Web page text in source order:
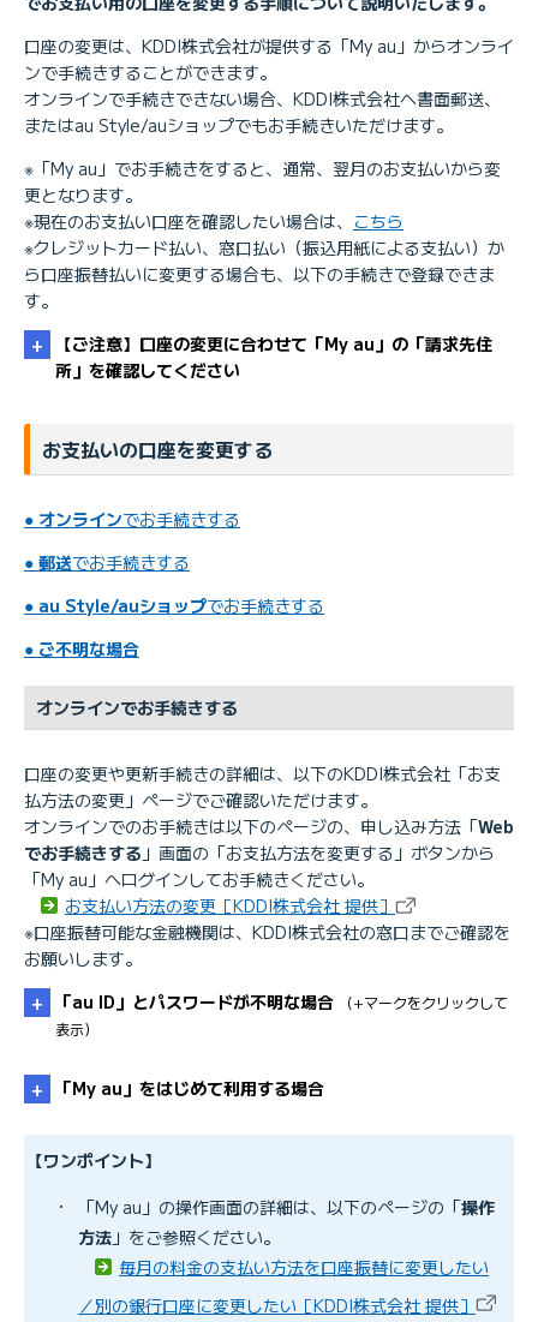
口座の変更は、KDDI株式会社が提供する「My au」からオンライ
ンで手続きすることができます。
オンラインで手続きできない場合、KDDI株式会社へ書面郵送、
またはau Style/auショップでもお手続きいただけます。
※「My au」でお手続きをすると、通常、翌月のお支払いから変
更となります。
※現在のお支払い口座を確認したい場合は、 こちら
※クレジットカード払い、窓口払い（振込用紙による支払い）か
ら口座振替払いに変更する場合も、以下の手続きで登録できま
す。
【ご注意】口座の変更に合わせて「My au」の「請求先住
所」を確認してください
【KDDI請求】 請求先住所を確認／変更したい
お支払いの口座を変更する
● オンラインでお手続きする
● 郵送でお手続きする
● au Style/auショップでお手続きする
● ご不明な場合
オンラインでお手続きする
口座の変更や更新手続きの詳細は、以下のKDDI株式会社「お支
払方法の変更」ページでご確認いただけます。
オンラインでのお手続きは以下のページの、申し込み方法「Web
でお手続きする 」画面の「お支払方法を変更する」ボタンから
「My au」へログインしてお手続きください。
お支払い方法の変更［KDDI株式会社 提供］
※口座振替可能な金融機関は、KDDI株式会社の窓口までご確認を
お願いします。
「au ID」とパスワードが不明な場合
（+マークをクリックして
表示）
「au ID」／「基本契約番号」を確認したい
「My au」をはじめて利用する場合
「My au」に初めてログインする時の手続き方法
【ワンポイント】
・
「My au」の操作画面の詳細は、以下のページの「操作
方法 」をご参照ください。
毎月の料金の支払い方法を口座振替に変更したい
／別の銀行口座に変更したい［KDDI株式会社 提供］